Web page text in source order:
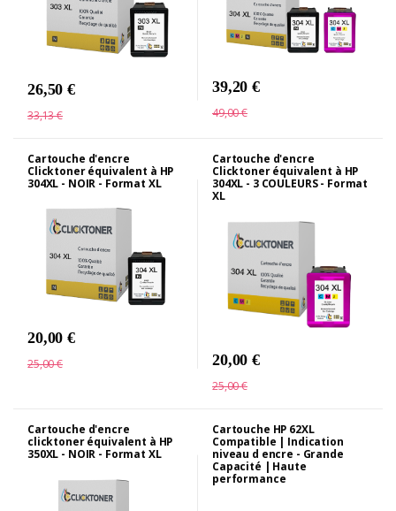
26,50 €
33,13 €
39,20 €
49,00 €
Cartouche d'encre
Clicktoner équivalent à HP
304XL - NOIR - Format XL
20,00 €
25,00 €
Cartouche d'encre
Clicktoner équivalent à HP
304XL - 3 COULEURS - Format
XL
20,00 €
25,00 €
Cartouche d'encre
clicktoner équivalent à HP
350XL - NOIR - Format XL
Cartouche HP 62XL
Compatible | Indication
niveau d encre - Grande
Capacité | Haute
performance